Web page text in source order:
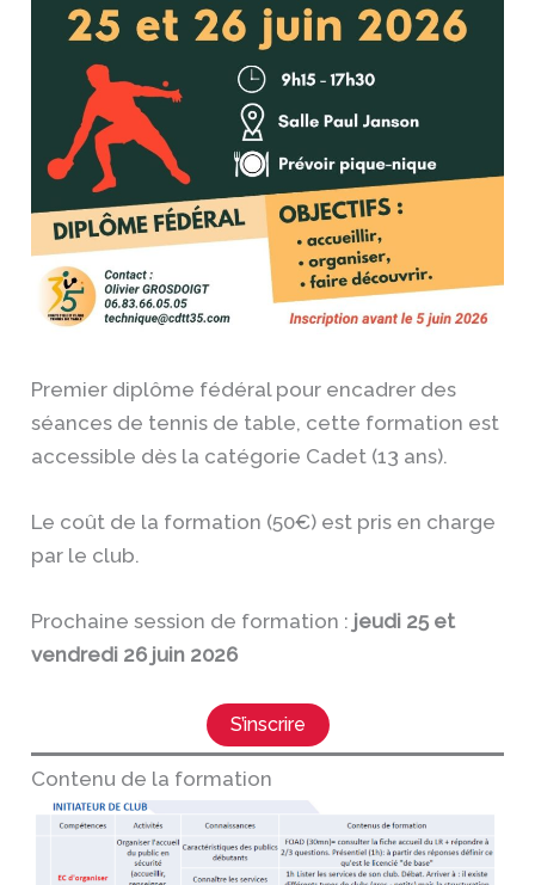
Premier diplôme fédéral pour encadrer des
séances de tennis de table, cette formation est
accessible dès la catégorie Cadet (13 ans).
Le coût de la formation (50€) est pris en charge
par le club.
Prochaine session de formation : jeudi 25 et
vendredi 26 juin 2026
S’inscrire
Contenu de la formation